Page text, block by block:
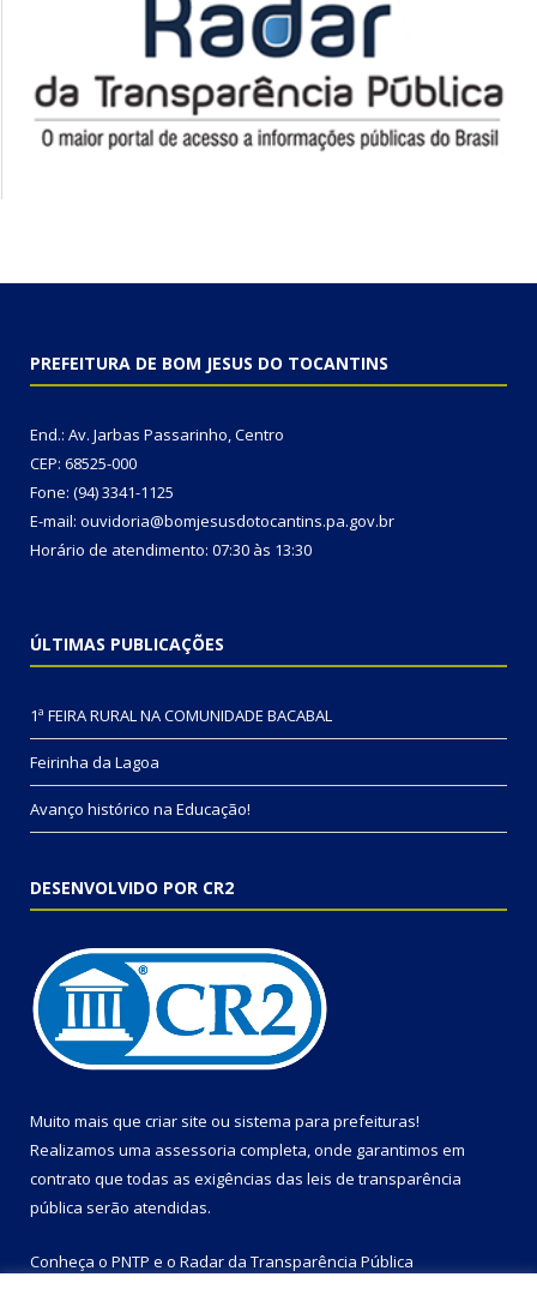
PREFEITURA DE BOM JESUS DO TOCANTINS
End.: Av. Jarbas Passarinho, Centro
CEP: 68525-000
Fone: (94) 3341-1125
E-mail: ouvidoria@bomjesusdotocantins.pa.gov.br
Horário de atendimento: 07:30 às 13:30
ÚLTIMAS PUBLICAÇÕES
1ª FEIRA RURAL NA COMUNIDADE BACABAL
Feirinha da Lagoa
Avanço histórico na Educação!
DESENVOLVIDO POR CR2
Muito mais que criar site ou sistema para prefeituras!
Realizamos uma assessoria completa, onde garantimos em
contrato que todas as exigências das leis de transparência
pública serão atendidas.
Conheça o PNTP e o Radar da Transparência Pública